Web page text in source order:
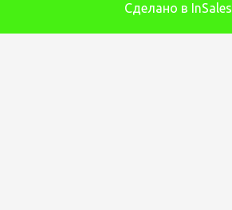
Сделано в InSales